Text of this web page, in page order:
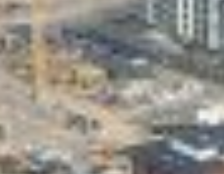
Lasten Lysti & LystiKylä-festivaali
Ohje
English